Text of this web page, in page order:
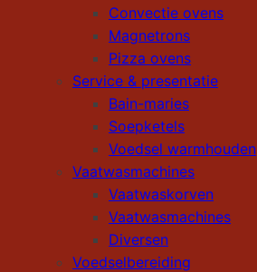
Convectie ovens
Magnetrons
Pizza ovens
Service & presentatie
Bain-maries
Soepketels
Voedsel warmhouden
Vaatwasmachines
Vaatwaskorven
Vaatwasmachines
Diversen
Voedselbereiding